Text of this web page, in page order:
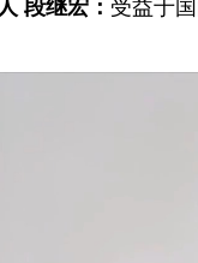
段继宏： 受益于